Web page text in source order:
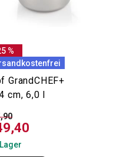
%
GrandCHEF+
cm, 6,0 l